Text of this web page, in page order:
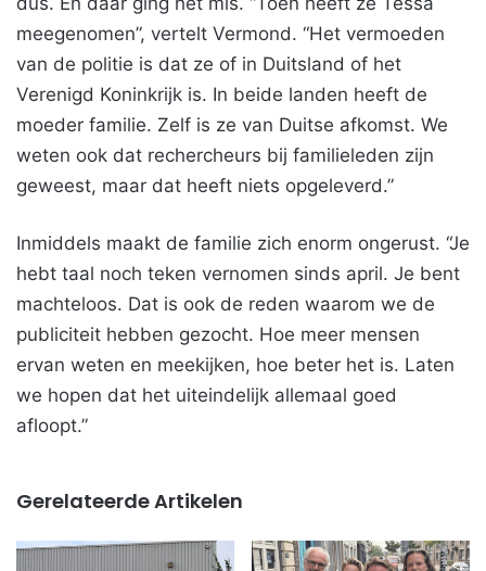
meegenomen”, vertelt Vermond. “Het vermoeden
van de politie is dat ze of in Duitsland of het
Verenigd Koninkrijk is. In beide landen heeft de
moeder familie. Zelf is ze van Duitse afkomst. We
weten ook dat rechercheurs bij familieleden zijn
geweest, maar dat heeft niets opgeleverd.”
Inmiddels maakt de familie zich enorm ongerust. “Je
hebt taal noch teken vernomen sinds april. Je bent
machteloos. Dat is ook de reden waarom we de
publiciteit hebben gezocht. Hoe meer mensen
ervan weten en meekijken, hoe beter het is. Laten
we hopen dat het uiteindelijk allemaal goed
afloopt.”
Gerelateerde Artikelen